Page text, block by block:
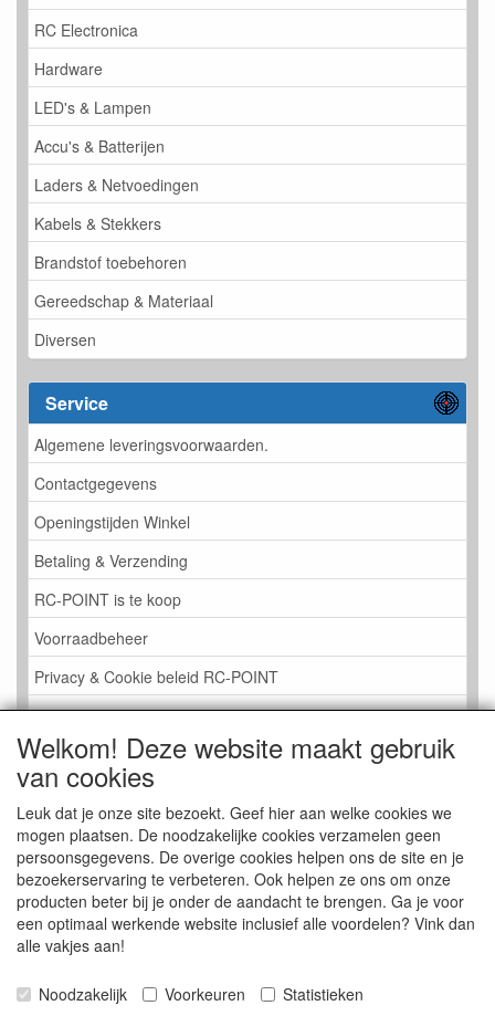
RC Electronica
Hardware
LED's & Lampen
Accu's & Batterijen
Laders & Netvoedingen
Kabels & Stekkers
Brandstof toebehoren
Gereedschap & Materiaal
Diversen
Service
Algemene leveringsvoorwaarden.
Contactgegevens
Openingstijden Winkel
Betaling & Verzending
RC-POINT is te koop
Voorraadbeheer
Privacy & Cookie beleid RC-POINT
LINK PAGINA
Gastenboek RC-POINT
Kijkje in de Winkel
Welkom! Deze website maakt gebruik
van cookies
Leuk dat je onze site bezoekt. Geef hier aan welke cookies we
mogen plaatsen. De noodzakelijke cookies verzamelen geen
persoonsgegevens. De overige cookies helpen ons de site en je
bezoekerservaring te verbeteren. Ook helpen ze ons om onze
producten beter bij je onder de aandacht te brengen. Ga je voor
een optimaal werkende website inclusief alle voordelen? Vink dan
alle vakjes aan!
Noodzakelijk Voorkeuren Statistieken